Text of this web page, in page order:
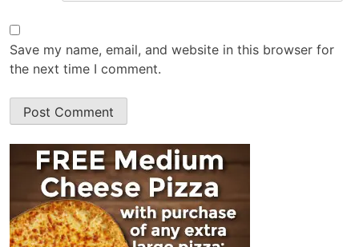
Save my name, email, and website in this browser for
the next time I comment.